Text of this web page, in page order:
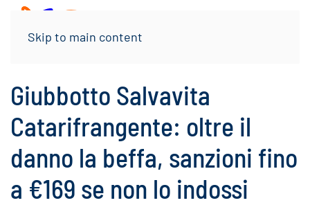
Skip to main content
Giubbotto Salvavita
Catarifrangente: oltre il
danno la beffa, sanzioni fino
a €169 se non lo indossi